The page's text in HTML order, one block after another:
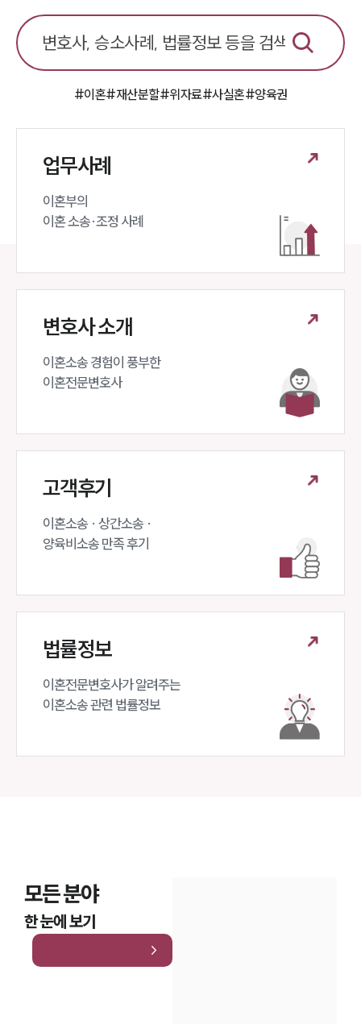
#이혼#재산분할#위자료#사실혼#양육권
업무사례
이혼부의
이혼 소송·조정 사례
변호사 소개
이혼소송 경험이 풍부한
이혼전문변호사
고객후기
이혼소송 · 상간소송 ·
양육비소송 만족 후기
법률정보
이혼전문변호사가 알려주는
이혼소송 관련 법률정보
모든 분야
한 눈에 보기